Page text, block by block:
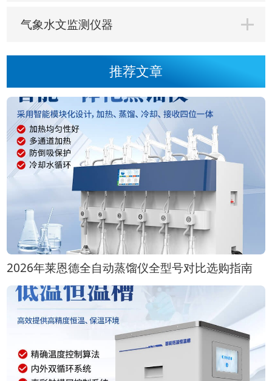
气象水文监测仪器
推荐文章
2026年莱恩德全自动蒸馏仪全型号对比选购指南